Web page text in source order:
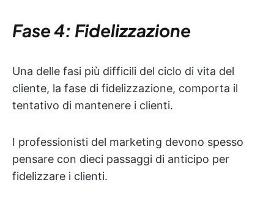
Fase 4: Fidelizzazione
Una delle fasi più difficili del ciclo di vita del
cliente, la fase di fidelizzazione, comporta il
tentativo di mantenere i clienti.
I professionisti del marketing devono spesso
pensare con dieci passaggi di anticipo per
fidelizzare i clienti.